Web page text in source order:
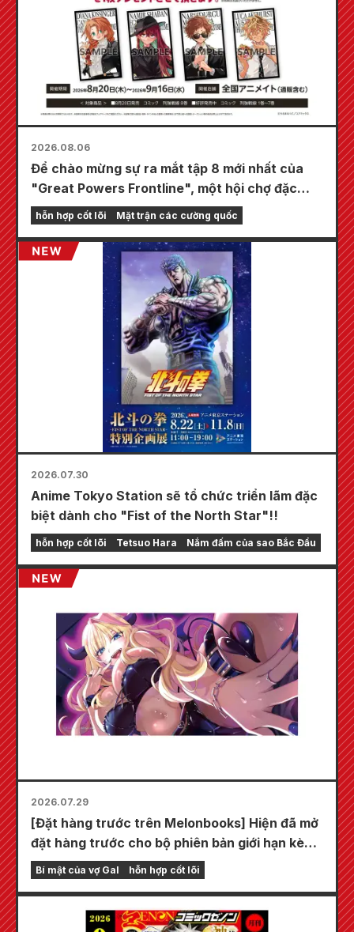
2026.08.06
Để chào mừng sự ra mắt tập 8 mới nhất của
"Great Powers Frontline", một hội chợ đặc
biệt sẽ được tổ chức tại các cửa hàng
Animate trên toàn quốc bắt đầu từ ngày 20
tháng 8, nơi bạn có thể nhận được một tấm
thẻ mini được vẽ đặc biệt (tổng cộng 4 loại)!
hỗn hợp cốt lõi Mặt trận các cường quốc
2026.07.30
Anime Tokyo Station sẽ tổ chức triển lãm đặc
biệt dành cho "Fist of the North Star"!!
hỗn hợp cốt lõi Tetsuo Hara Nắm đấm của sao Bắc Đẩu
2026.07.29
[Đặt hàng trước trên Melonbooks] Hiện đã mở
đặt hàng trước cho bộ phiên bản giới hạn kèm
thảm chơi đặc biệt với hình minh họa tuyệt đẹp
về Fuyuki Tojo do Kudou vẽ! Tập 6 mới nhất
vào ngày 20 tháng 10!
Bí mật của vợ Gal hỗn hợp cốt lõi